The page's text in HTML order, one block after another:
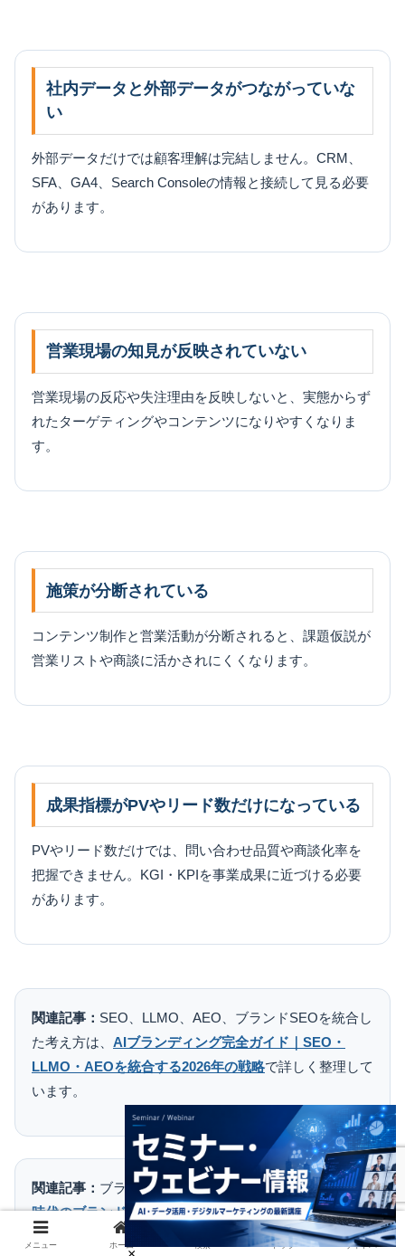
社内データと外部データがつながっていな
い
外部データだけでは顧客理解は完結しません。CRM、
SFA、GA4、Search Consoleの情報と接続して見る必要
があります。
営業現場の知見が反映されていない
営業現場の反応や失注理由を反映しないと、実態からず
れたターゲティングやコンテンツになりやすくなりま
す。
施策が分断されている
コンテンツ制作と営業活動が分断されると、課題仮説が
営業リストや商談に活かされにくくなります。
成果指標がPVやリード数だけになっている
PVやリード数だけでは、問い合わせ品質や商談化率を
把握できません。KGI・KPIを事業成果に近づける必要
があります。
関連記事： SEO、LLMO、AEO、ブランドSEOを統合し
た考え方は、 AIブランディング完全ガイド｜SEO・
LLMO・AEOを統合する2026年の戦略で詳しく整理して
います。
関連記事： ブランド想起や指名検索の考え方は、AI検索
時代のブランドSEOとは？指名される企業になるための
情報発信戦略
もあわせてご覧ください。
メニュー ホーム 検索 トップ サイドバー